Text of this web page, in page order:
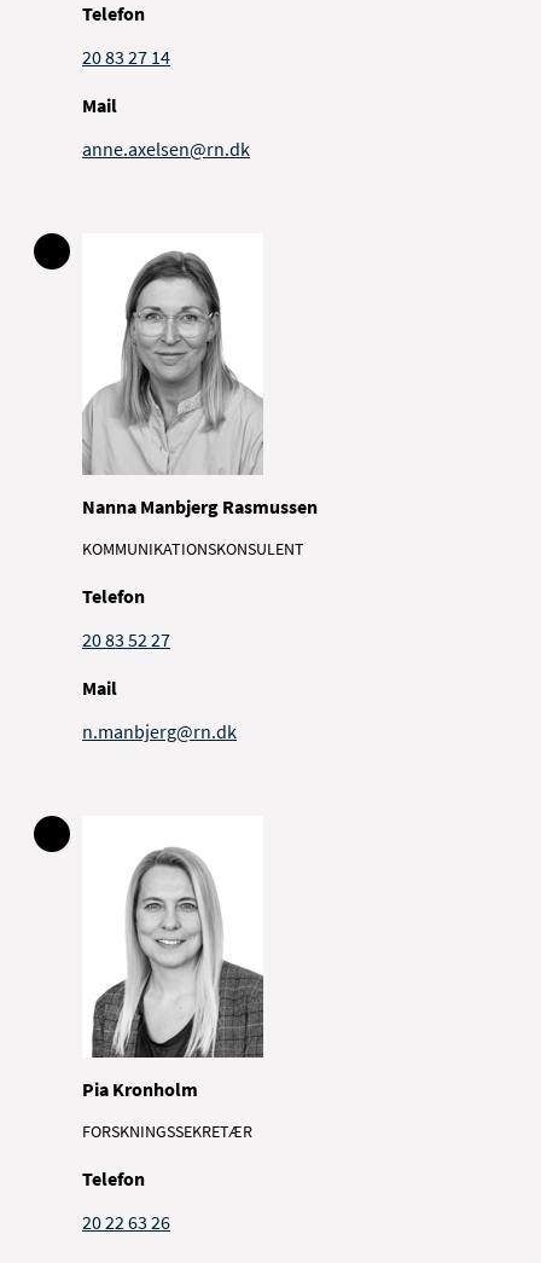
Telefon
20 83 27 14
Mail
anne.axelsen@rn.dk
Nanna Manbjerg Rasmussen
KOMMUNIKATIONSKONSULENT
Telefon
20 83 52 27
Mail
n.manbjerg@rn.dk
Pia Kronholm
FORSKNINGSSEKRETÆR
Telefon
20 22 63 26